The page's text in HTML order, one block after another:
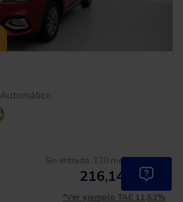
Automático
Sin entrada, 120 meses, desde
216,14 /mes
*Ver ejemplo TAE 11,53%